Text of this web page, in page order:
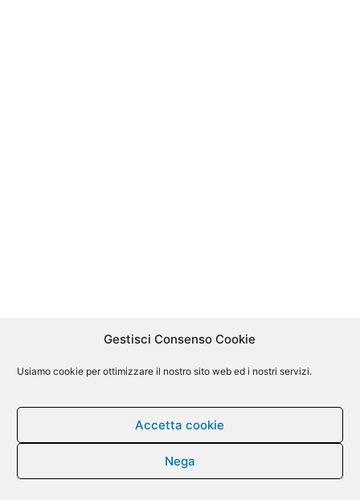
Gestisci Consenso Cookie
Usiamo cookie per ottimizzare il nostro sito web ed i nostri servizi.
Accetta cookie
Nega